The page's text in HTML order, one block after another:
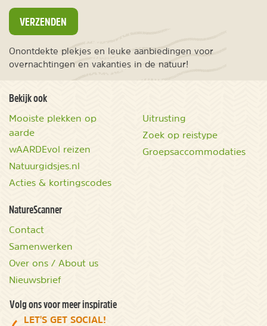
VERZENDEN
Onontdekte plekjes en leuke aanbiedingen voor
overnachtingen en vakanties in de natuur!
Bekijk ook
Mooiste plekken op
aarde
wAARDEvol reizen
Natuurgidsjes.nl
Acties & kortingscodes
Uitrusting
Zoek op reistype
Groepsaccommodaties
NatureScanner
Contact
Samenwerken
Over ons / About us
Nieuwsbrief
Volg ons voor meer inspiratie
LET'S GET SOCIAL!